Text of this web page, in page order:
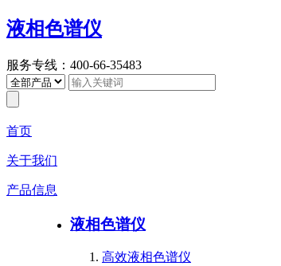
液相色谱仪
服务专线：400-66-35483
首页
关于我们
产品信息
液相色谱仪
高效液相色谱仪